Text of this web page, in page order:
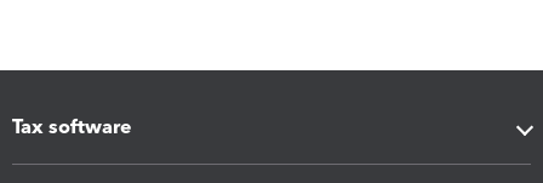
Tax software